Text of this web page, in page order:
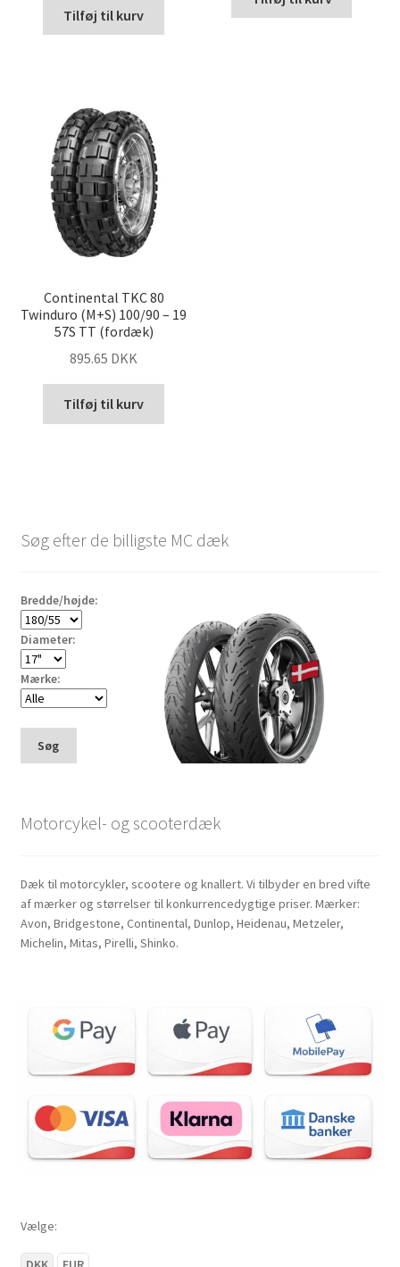
Tilføj til kurv
Continental TKC 80
Twinduro (M+S) 100/90 – 19
57S TT (fordæk)
895.65 DKK
Tilføj til kurv
Søg efter de billigste MC dæk
Bredde/højde:
Diameter:
Mærke:
Søg
Motorcykel- og scooterdæk
Dæk til motorcykler, scootere og knallert. Vi tilbyder en bred vifte
af mærker og størrelser til konkurrencedygtige priser. Mærker:
Avon, Bridgestone, Continental, Dunlop, Heidenau, Metzeler,
Michelin, Mitas, Pirelli, Shinko.
Vælge: